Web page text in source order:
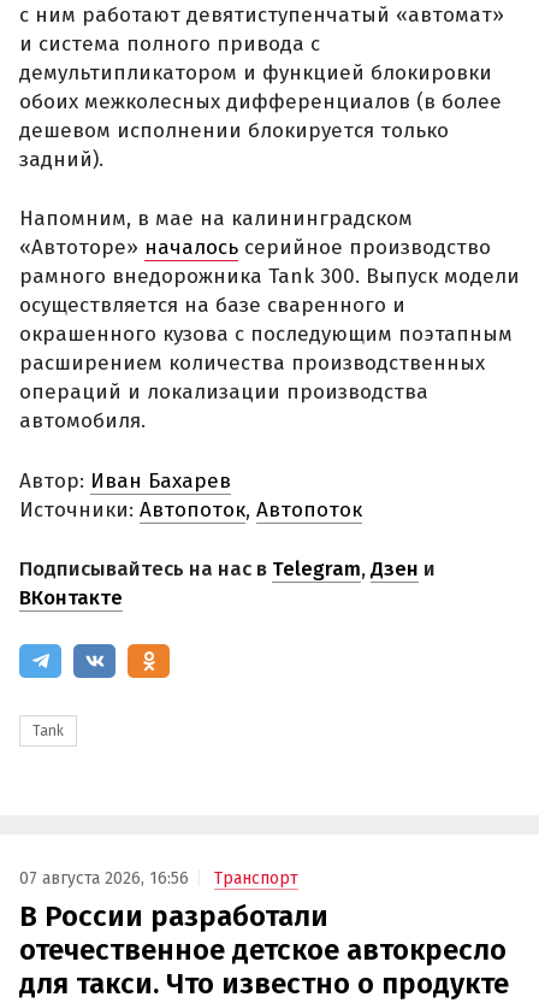
с ним работают девятиступенчатый «автомат»
и система полного привода с
демультипликатором и функцией блокировки
обоих межколесных дифференциалов (в более
дешевом исполнении блокируется только
задний).
Напомним, в мае на калининградском
«Автоторе» началось серийное производство
рамного внедорожника Tank 300. Выпуск модели
осуществляется на базе сваренного и
окрашенного кузова с последующим поэтапным
расширением количества производственных
операций и локализации производства
автомобиля.
Автор: Иван Бахарев
Источники: Автопоток, Автопоток
Подписывайтесь на нас в Telegram,Дзен и
ВКонтакте
Tank
07 августа 2026, 16:56 Транспорт
В России разработали
отечественное детское автокресло
для такси. Что известно о продукте